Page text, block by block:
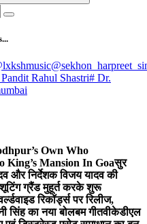
Rahul Shastri# Dr.
Own Who
Mansion In Goaसुर
और निर्देशक विजय यादव की
शूटिंग ग्रैंड मुहूर्त करके शुरू
रिकॉर्ड्स पर रिलीज,
सिंह का नया बोलबम गीतवीकेडीएल